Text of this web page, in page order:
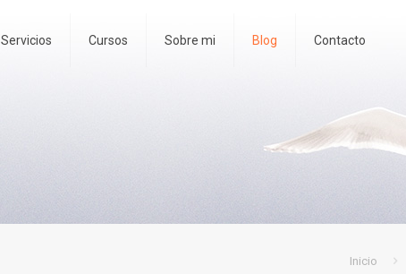
Servicios Cursos Sobre mi Blog Contacto
Inicio